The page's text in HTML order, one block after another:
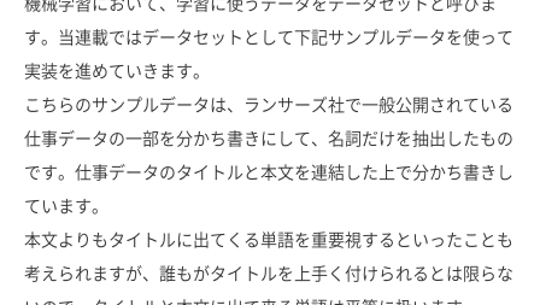
す。当連載ではデータセットとして下記サンプルデータを使って
実装を進めていきます。
こちらのサンプルデータは、ランサーズ社で一般公開されている
仕事データの一部を分かち書きにして、名詞だけを抽出したもの
です。仕事データのタイトルと本文を連結した上で分かち書きし
ています。
本文よりもタイトルに出てくる単語を重要視するといったことも
考えられますが、誰もがタイトルを上手く付けられるとは限らな